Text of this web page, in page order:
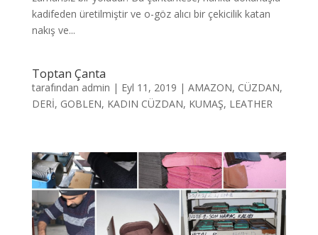
kadifeden üretilmiştir ve o-göz alıcı bir çekicilik katan
nakış ve...
Toptan Çanta
tarafından admin | Eyl 11, 2019 | AMAZON, CÜZDAN,
DERİ, GOBLEN, KADIN CÜZDAN, KUMAŞ, LEATHER